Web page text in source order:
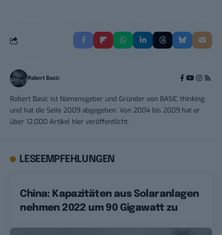
Robert Basic
Robert Basic ist Namensgeber und Gründer von BASIC thinking
und hat die Seite 2009 abgegeben. Von 2004 bis 2009 hat er
über 12.000 Artikel hier veröffentlicht.
LESEEMPFEHLUNGEN
China: Kapazitäten aus Solaranlagen
nehmen 2022 um 90 Gigawatt zu